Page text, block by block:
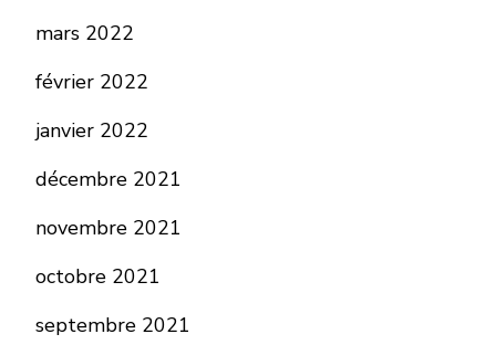
mars 2022
février 2022
janvier 2022
décembre 2021
novembre 2021
octobre 2021
septembre 2021